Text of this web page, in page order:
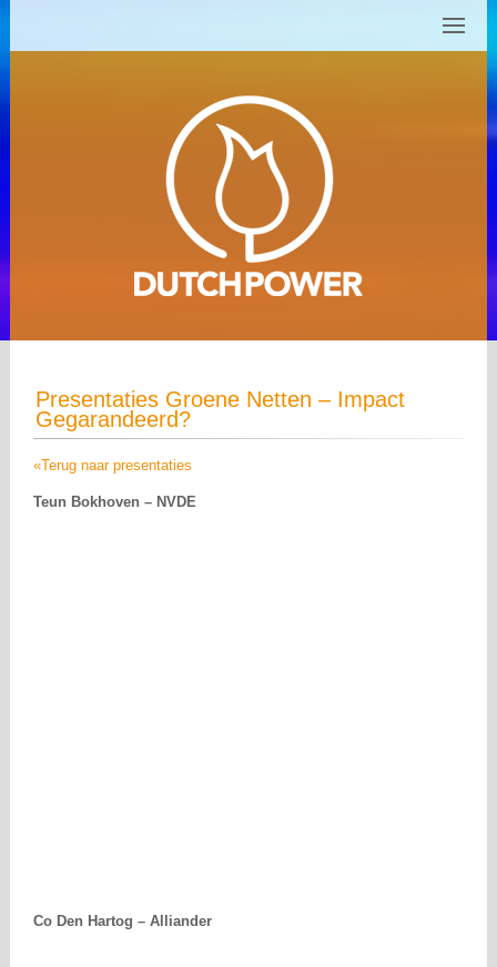
Presentaties Groene Netten – Impact
Gegarandeerd?
«Terug naar presentaties
Teun Bokhoven – NVDE
Co Den Hartog – Alliander